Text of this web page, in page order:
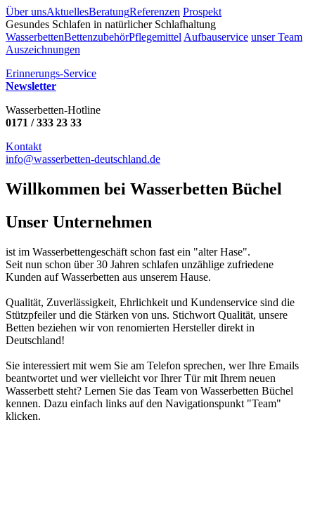
Über unsAktuellesBeratungReferenzen Prospekt
Gesundes Schlafen in natürlicher Schlafhaltung
WasserbettenBettenzubehörPflegemittel Aufbauservice unser Team
Auszeichnungen
Erinnerungs-Service
Newsletter
Wasserbetten-Hotline
0171 / 333 23 33
Kontakt
info@wasserbetten-deutschland.de
Willkommen bei Wasserbetten Büchel
Unser Unternehmen
ist im Wasserbettengeschäft schon fast ein "alter Hase".
Seit nun schon über 30 Jahren schlafen unzählige zufriedene
Kunden auf Wasserbetten aus unserem Hause.
Qualität, Zuverlässigkeit, Ehrlichkeit und Kundenservice sind die
Stützpfeiler und die Stärken von uns. Stichwort Qualität, unsere
Betten beziehen wir von renomierten Hersteller direkt in
Deutschland!
Sie interessiert mit wem Sie am Telefon sprechen, wer Ihre Emails
beantwortet und wer vielleicht vor Ihrer Tür mit Ihrem neuen
Wasserbett steht? Lernen Sie das Team von Wasserbetten Büchel
kennen. Dazu einfach links auf den Navigationspunkt "Team"
klicken.